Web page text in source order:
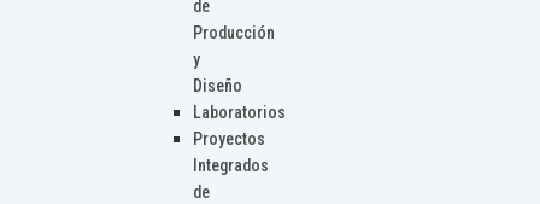
de
Producción
y
Diseño
Laboratorios
Proyectos
Integrados
de